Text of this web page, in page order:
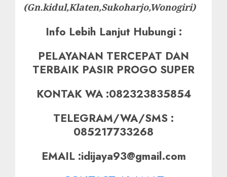
(Gn.kidul,Klaten,Sukoharjo,Wonogiri)
Info Lebih Lanjut Hubungi :
PELAYANAN TERCEPAT DAN
TERBAIK PASIR PROGO SUPER
KONTAK WA :082323835854
TELEGRAM/WA/SMS :
085217733268
EMAIL :idijaya93@gmail.com